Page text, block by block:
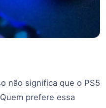
não significa que o PS5
prefere essa